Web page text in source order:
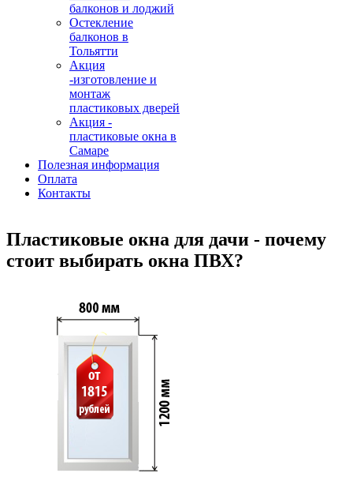
балконов и лоджий
Остекление
балконов в
Тольятти
Акция
-изготовление и
монтаж
пластиковых дверей
Акция -
пластиковые окна в
Самаре
Полезная информация
Оплата
Контакты
Пластиковые окна для дачи - почему
стоит выбирать окна ПВХ?